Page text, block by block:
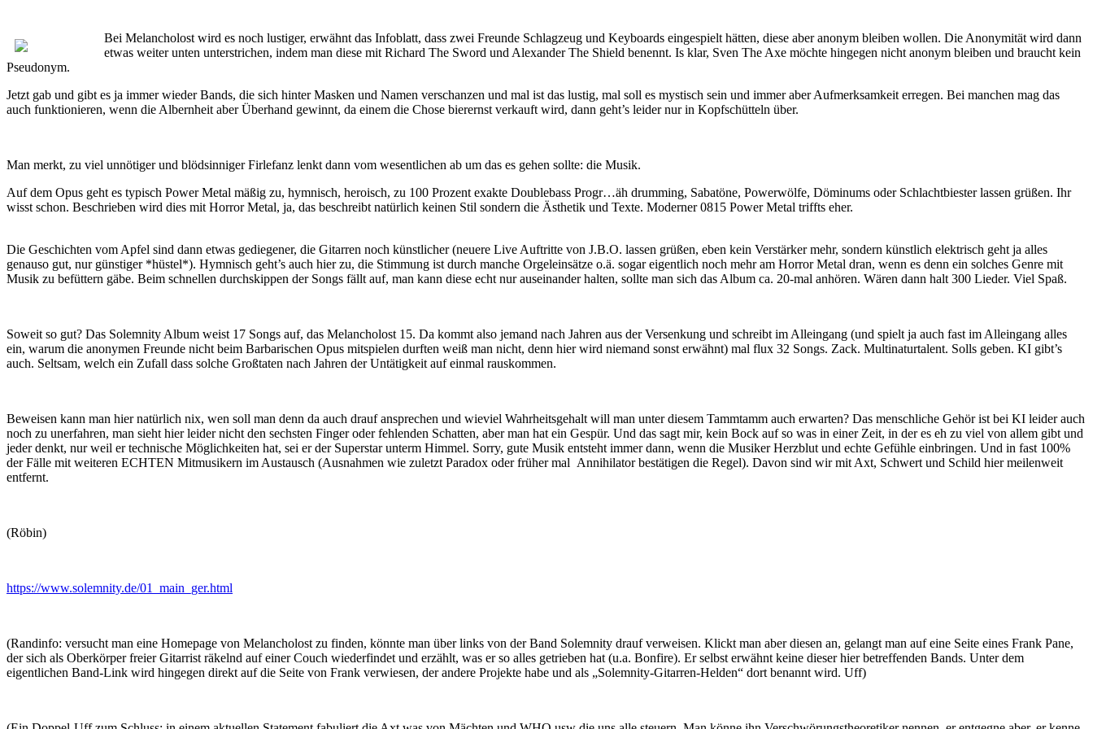
Bei Melancholost wird es noch lustiger, erwähnt das Infoblatt, dass zwei Freunde Schlagzeug und Keyboards eingespielt hätten, diese aber anonym bleiben wollen. Die Anonymität wird dann
etwas weiter unten unterstrichen, indem man diese mit Richard The Sword und Alexander The Shield benennt. Is klar, Sven The Axe möchte hingegen nicht anonym bleiben und braucht kein
Pseudonym.
Jetzt gab und gibt es ja immer wieder Bands, die sich hinter Masken und Namen verschanzen und mal ist das lustig, mal soll es mystisch sein und immer aber Aufmerksamkeit erregen. Bei manchen mag das
auch funktionieren, wenn die Albernheit aber Überhand gewinnt, da einem die Chose bierernst verkauft wird, dann geht’s leider nur in Kopfschütteln über.
Man merkt, zu viel unnötiger und blödsinniger Firlefanz lenkt dann vom wesentlichen ab um das es gehen sollte: die Musik.
Auf dem Opus geht es typisch Power Metal mäßig zu, hymnisch, heroisch, zu 100 Prozent exakte Doublebass Progr…äh drumming, Sabatöne, Powerwölfe, Döminums oder Schlachtbiester lassen grüßen. Ihr
wisst schon. Beschrieben wird dies mit Horror Metal, ja, das beschreibt natürlich keinen Stil sondern die Ästhetik und Texte. Moderner 0815 Power Metal triffts eher.
Die Geschichten vom Apfel sind dann etwas gediegener, die Gitarren noch künstlicher (neuere Live Auftritte von J.B.O. lassen grüßen, eben kein Verstärker mehr, sondern künstlich elektrisch geht ja alles
genauso gut, nur günstiger *hüstel*). Hymnisch geht’s auch hier zu, die Stimmung ist durch manche Orgeleinsätze o.ä. sogar eigentlich noch mehr am Horror Metal dran, wenn es denn ein solches Genre mit
Musik zu befüttern gäbe. Beim schnellen durchskippen der Songs fällt auf, man kann diese echt nur auseinander halten, sollte man sich das Album ca. 20-mal anhören. Wären dann halt 300 Lieder. Viel Spaß.
Soweit so gut? Das Solemnity Album weist 17 Songs auf, das Melancholost 15. Da kommt also jemand nach Jahren aus der Versenkung und schreibt im Alleingang (und spielt ja auch fast im Alleingang alles
ein, warum die anonymen Freunde nicht beim Barbarischen Opus mitspielen durften weiß man nicht, denn hier wird niemand sonst erwähnt) mal flux 32 Songs. Zack. Multinaturtalent. Solls geben. KI gibt’s
auch. Seltsam, welch ein Zufall dass solche Großtaten nach Jahren der Untätigkeit auf einmal rauskommen.
Beweisen kann man hier natürlich nix, wen soll man denn da auch drauf ansprechen und wieviel Wahrheitsgehalt will man unter diesem Tammtamm auch erwarten? Das menschliche Gehör ist bei KI leider auch
noch zu unerfahren, man sieht hier leider nicht den sechsten Finger oder fehlenden Schatten, aber man hat ein Gespür. Und das sagt mir, kein Bock auf so was in einer Zeit, in der es eh zu viel von allem gibt und
jeder denkt, nur weil er technische Möglichkeiten hat, sei er der Superstar unterm Himmel. Sorry, gute Musik entsteht immer dann, wenn die Musiker Herzblut und echte Gefühle einbringen. Und in fast 100%
der Fälle mit weiteren ECHTEN Mitmusikern im Austausch (Ausnahmen wie zuletzt Paradox oder früher mal Annihilator bestätigen die Regel). Davon sind wir mit Axt, Schwert und Schild hier meilenweit
entfernt.
(Röbin)
https://www.solemnity.de/01_main_ger.html
(Randinfo: versucht man eine Homepage von Melancholost zu finden, könnte man über links von der Band Solemnity drauf verweisen. Klickt man aber diesen an, gelangt man auf eine Seite eines Frank Pane,
der sich als Oberkörper freier Gitarrist räkelnd auf einer Couch wiederfindet und erzählt, was er so alles getrieben hat (u.a. Bonfire). Er selbst erwähnt keine dieser hier betreffenden Bands. Unter dem
eigentlichen Band-Link wird hingegen direkt auf die Seite von Frank verwiesen, der andere Projekte habe und als „Solemnity-Gitarren-Helden“ dort benannt wird. Uff)